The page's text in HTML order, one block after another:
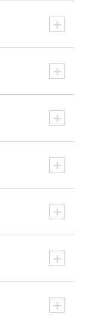
+
+
+
+
+
+
+